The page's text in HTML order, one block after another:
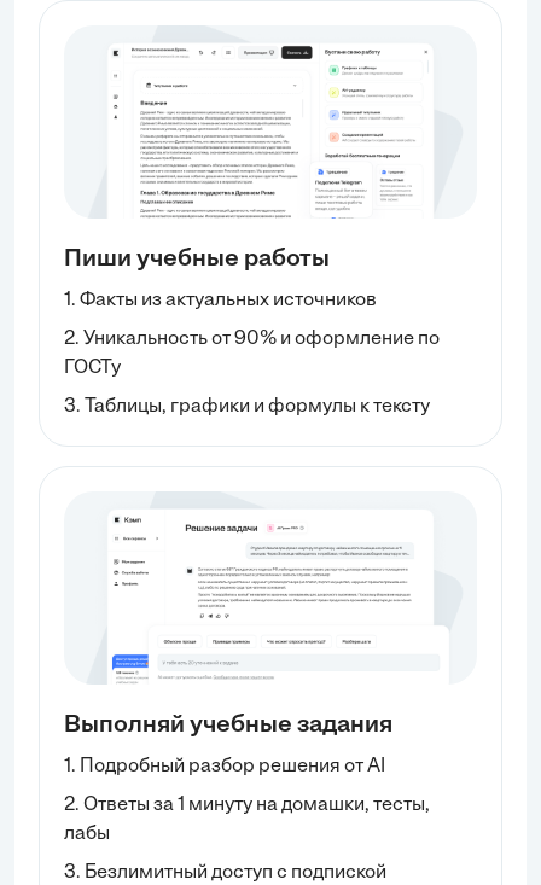
Пиши учебные работы
1. Факты из актуальных источников
2. Уникальность от 90% и оформление по
ГОСТу
3. Таблицы, графики и формулы к тексту
Выполняй учебные задания
1. Подробный разбор решения от AI
2. Ответы за 1 минуту на домашки, тесты,
лабы
3. Безлимитный доступ с подпиской